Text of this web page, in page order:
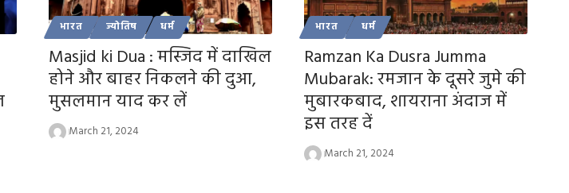
भारत ज्योतिष धर्म
Masjid ki Dua : मस्जिद में दाखिल
होने और बाहर निकलने की दुआ,
मुसलमान याद कर लें
March 21, 2024
भारत धर्म
Ramzan Ka Dusra Jumma
Mubarak: रमजान के दूसरे जुमे की
मुबारकबाद, शायराना अंदाज में
इस तरह दें
March 21, 2024